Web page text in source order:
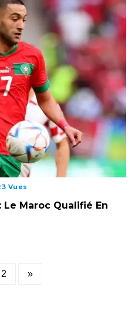
Vues
Le Maroc Qualifié En
Posts
2 »